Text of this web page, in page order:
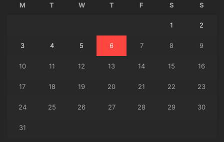
M T W T F S S
1 2
3 4 5 6 7 8 9
10 11 12 13 14 15 16
17 18 19 20 21 22 23
24 25 26 27 28 29 30
31